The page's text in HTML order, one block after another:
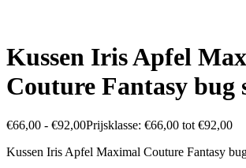
Kussen Iris Apfel
Couture Fantasy bug
€66,00 - €92,00Prijsklasse: €66,00 tot €92,00
Kussen Iris Apfel Maximal Couture Fantasy